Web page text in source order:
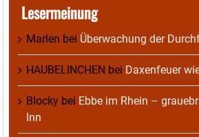
Lesermeinung
Marlen bei Überwachung der
HAUBELINCHEN bei Daxenfeuer
Blocky bei Ebbe im Rhein –
Inn